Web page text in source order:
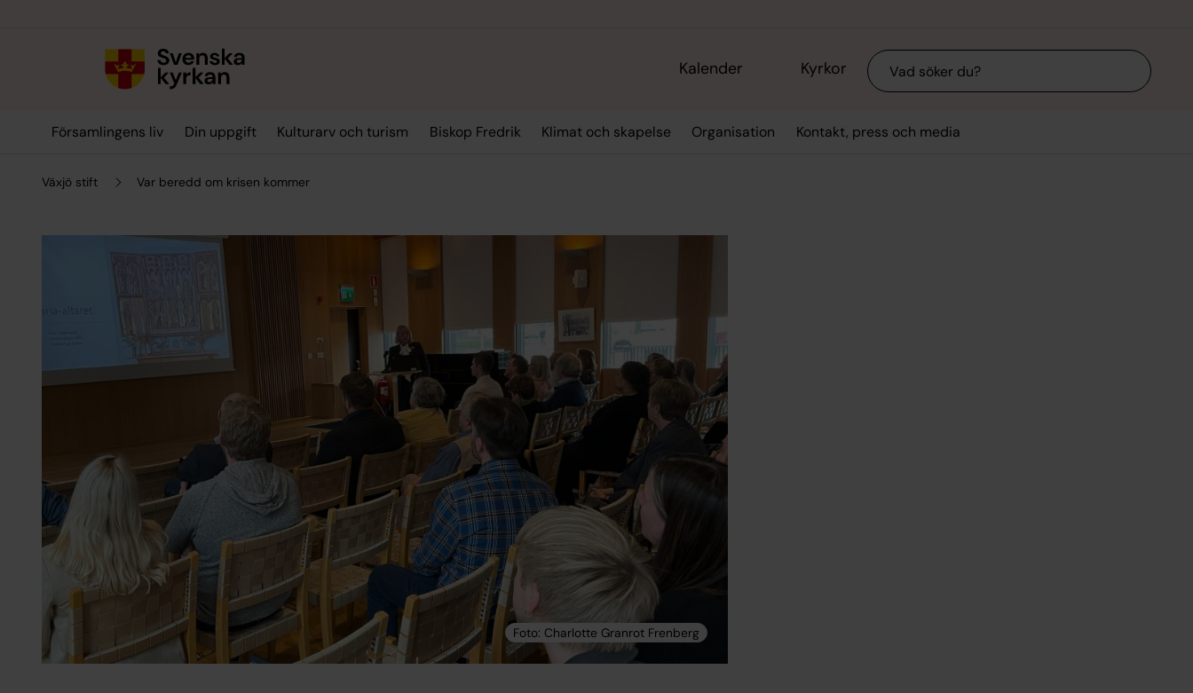
Kalender Kyrkor Sök
Församlingens liv Din uppgift Kulturarv och turism Biskop Fredrik Klimat och skapelse Organisation Kontakt, press och media
Växjö stift Var beredd om krisen kommer